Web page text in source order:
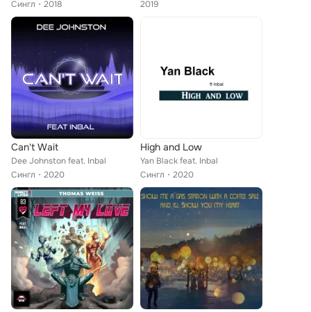
Сингл
2018
2019
Can't Wait
Dee Johnston feat. Inbal
Сингл
2020
High and Low
Yan Black feat. Inbal
Сингл
2020